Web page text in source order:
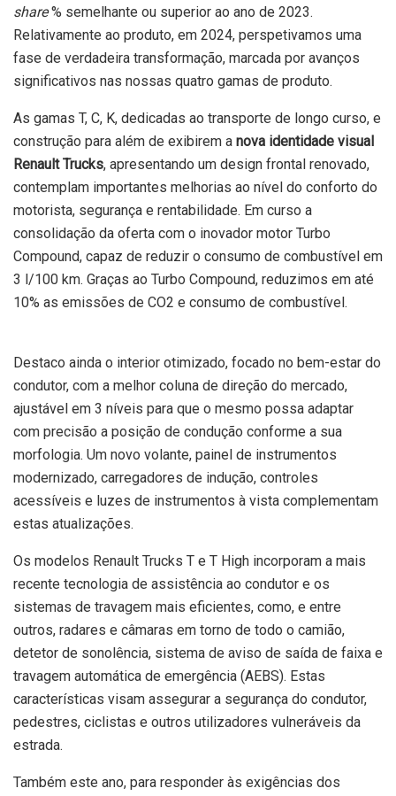
share% semelhante ou superior ao ano de 2023.
Relativamente ao produto, em 2024, perspetivamos uma
fase de verdadeira transformação, marcada por avanços
significativos nas nossas quatro gamas de produto.
As gamas T, C, K, dedicadas ao transporte de longo curso, e
construção para além de exibirem a nova identidade visual
Renault Trucks, apresentando um design frontal renovado,
contemplam importantes melhorias ao nível do conforto do
motorista, segurança e rentabilidade. Em curso a
consolidação da oferta com o inovador motor Turbo
Compound, capaz de reduzir o consumo de combustível em
3 l/100 km. Graças ao Turbo Compound, reduzimos em até
10% as emissões de CO2 e consumo de combustível.
Destaco ainda o interior otimizado, focado no bem-estar do
condutor, com a melhor coluna de direção do mercado,
ajustável em 3 níveis para que o mesmo possa adaptar
com precisão a posição de condução conforme a sua
morfologia. Um novo volante, painel de instrumentos
modernizado, carregadores de indução, controles
acessíveis e luzes de instrumentos à vista complementam
estas atualizações.
Os modelos Renault Trucks T e T High incorporam a mais
recente tecnologia de assistência ao condutor e os
sistemas de travagem mais eficientes, como, e entre
outros, radares e câmaras em torno de todo o camião,
detetor de sonolência, sistema de aviso de saída de faixa e
travagem automática de emergência (AEBS). Estas
características visam assegurar a segurança do condutor,
pedestres, ciclistas e outros utilizadores vulneráveis da
estrada.
Também este ano, para responder às exigências dos